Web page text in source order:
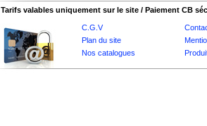
Tarifs valables uniquement sur le site / Paiement CB
C.G.V
Plan du site
Nos catalogues